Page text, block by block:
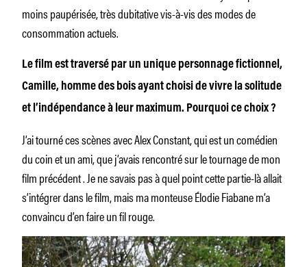
moins paupérisée, très dubitative vis-à-vis des modes de
consommation actuels.
Le film est traversé par un unique personnage fictionnel,
Camille, homme des bois ayant choisi de vivre la solitude
et l’indépendance à leur maximum. Pourquoi ce choix ?
J’ai tourné ces scènes avec Alex Constant, qui est un comédien
du coin et un ami, que j’avais rencontré sur le tournage de mon
film précédent. Je ne savais pas à quel point cette partie-là allait
s’intégrer dans le film, mais ma monteuse Élodie Fiabane m’a
convaincu d’en faire un fil rouge.